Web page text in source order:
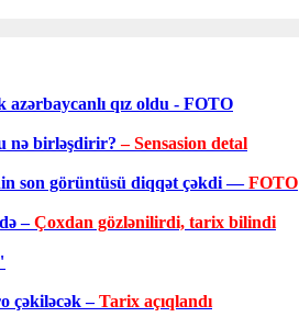
azərbaycanlı qız oldu - FOTO
nə birləşdirir?– Sensasion detal
son görüntüsü diqqət çəkdi —FOTO
–Çoxdan gözlənilirdi, tarix bilindi
çəkiləcək –Tarix açıqlandı